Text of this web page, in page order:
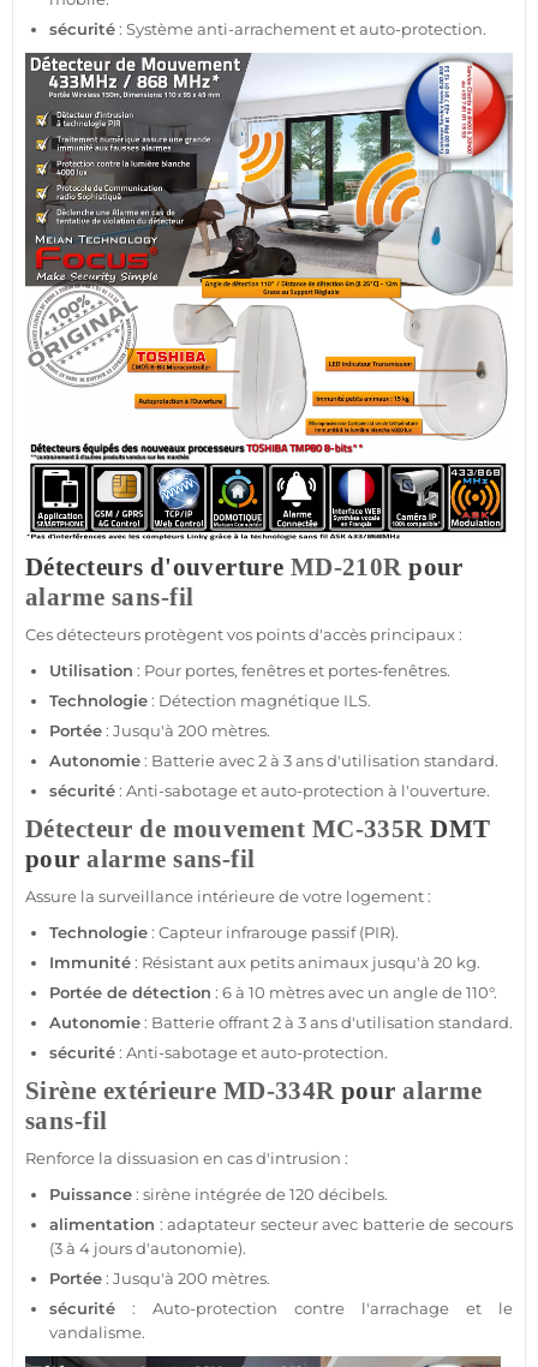
sécurité: Systèmeanti-arrachement et auto-protection.
Détecteurs d'ouverture MD-210Rpour
alarme sans-fil
Ces détecteurs protègent vos points d'accès principaux :
Utilisation : Pour portes, fenêtres et portes-fenêtres.
Technologie: Détection magnétique ILS.
Portée: Jusqu'à 200 mètres.
Autonomie: Batterie avec 2 à 3 ans d'utilisation standard.
sécurité: Anti-sabotage et auto-protection à l'ouverture.
Détecteur de mouvement MC-335RDMT
pouralarme sans-fil
Assure la surveillance intérieure de votre logement:
Technologie: Capteur infrarouge passif(PIR).
Immunité: Résistant aux petits animaux jusqu'à 20 kg.
Portée de détection : 6 à 10 mètres avec un angle de 110°.
Autonomie: Batterie offrant 2 à 3 ans d'utilisation standard.
sécurité: Anti-sabotage et auto-protection.
Sirène extérieure MD-334Rpouralarme
sans-fil
Renforce la dissuasion en cas d'intrusion :
Puissance: sirène intégrée de 120 décibels.
alimentation :adaptateur secteur avec batterie de secours
(3 à 4 jours d'autonomie).
Portée: Jusqu'à 200 mètres.
sécurité : Auto-protection contre l'arrachage et le
vandalisme.